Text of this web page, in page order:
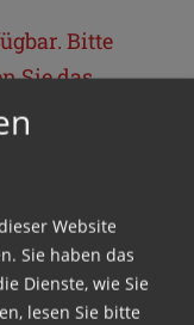
Bitte
Sie das
Website
Sie haben das
Dienste, wie Sie
lesen Sie bitte